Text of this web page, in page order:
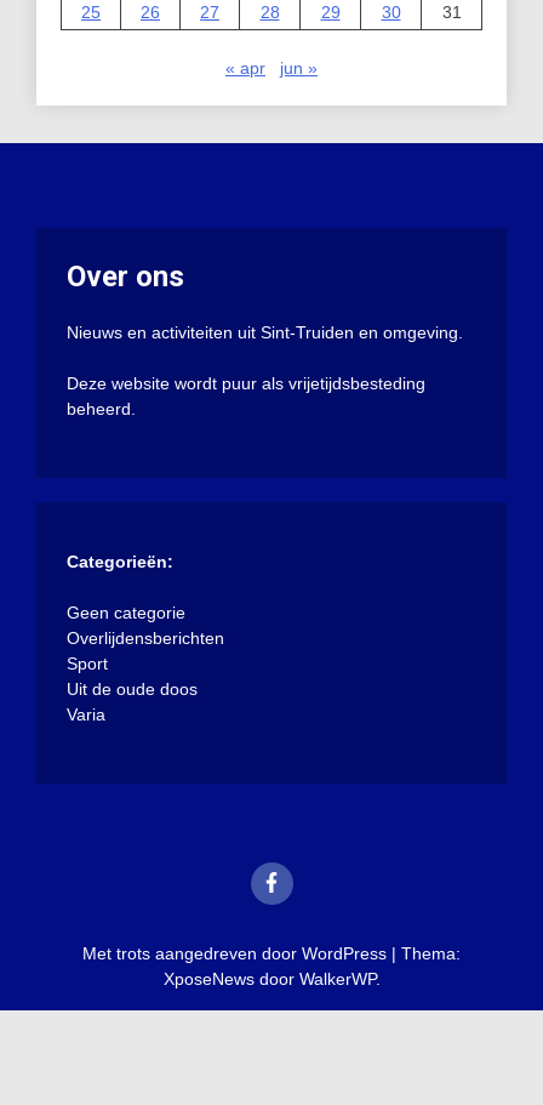
25
26 27 28 29 30 31
« apr jun »
Over ons
Nieuws en activiteiten uit Sint-Truiden en omgeving.
Deze website wordt puur als vrijetijdsbesteding
beheerd.
Categorieën:
Geen categorie
Overlijdensberichten
Sport
Uit de oude doos
Varia
Met trots aangedreven door WordPress | Thema:
XposeNews door WalkerWP.